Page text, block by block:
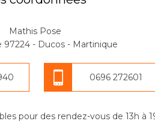
Mathis Pose
97224 - Ducos - Martinique
0696 272601
pour des rendez-vous de 13h à